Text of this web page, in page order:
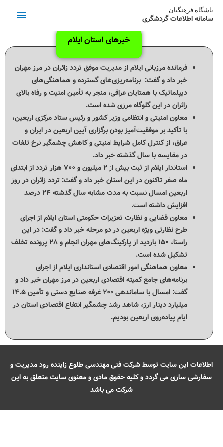
باشگاه فرهنگیان
سامانه اطلاعات گردشگری
خبرهای استان ایلام
فرمانده مرزبانی ایلام از مدیریت موفق تردد زائران در مرز مهران
خبر داد و گفت: برنامه‌ریزی‌های گسترده و هماهنگی‌های
دیپلماتیک با همتایان عراقی، منجر به تأمین امنیت و رفاه بالای
زائران در این گلوگاه مرزی شده است.
معاون امنیتی و انتظامی وزیر کشور و رئیس ستاد مرکزی اربعین،
با تأکید بر موفقیت‌آمیز بودن برگزاری آیین اربعین در ایران و
عراق، از کنترل کامل شرایط امنیتی و کاهش چشمگیر نرخ تلفات
در مقایسه با سال گذشته خبر داد.
استاندار ایلام از ثبت بیش از ۲ میلیون و ۷۰۰ هزار تردد از ابتدای
ماه صفر تاکنون در این استان خبر داد و گفت: تردد زائران در روز
اربعین امسال نسبت به مدت مشابه سال گذشته ۲۴ درصد
افزایش داشته است.
معاون قضایی و نظارت تعزیرات حکومتی استان ایلام از اجرای
طرح نظارتی ویژه اربعین در دو مرحله خبر داد و گفت: در این
راستا، ۱۵۰ بازدید از پارکینگ‌های مهران انجام و ۲۸ پرونده تخلف
تشکیل شده است.
معاون هماهنگی امور اقتصادی استانداری ایلام از اجرای
برنامه‌های جامع کمیته اقتصادی اربعین در مرز مهران خبر داد و
گفت: امسال با ساماندهی ۲۰۰ غرفه صنایع دستی و تأمین ۱۴.۵
میلیارد دینار ارز، شاهد رشد چشمگیر انتفاع اقتصادی استان در
ایام پیاده‌روی اربعین بودیم.
اطلاعات این سایت توسط شرکت فنی مهندسی طلوع زاینده رود مدیریت و
سفارشی سازی می گردد و کلیه حقوق مادی و معنوی سایت متعلق به این
شرکت می باشد